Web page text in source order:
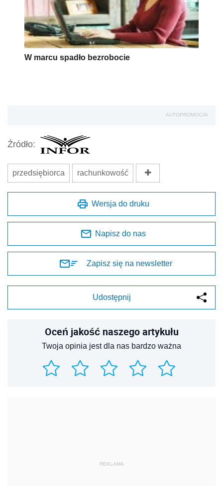
W marcu spadło bezrobocie
AUTOPROMOCJA
Źródło:
przedsiębiorca rachunkowość
Wersja do druku
Napisz do nas
Zapisz się na newsletter
Udostępnij
Oceń jakość naszego artykułu
Twoja opinia jest dla nas bardzo ważna
REKLAMA